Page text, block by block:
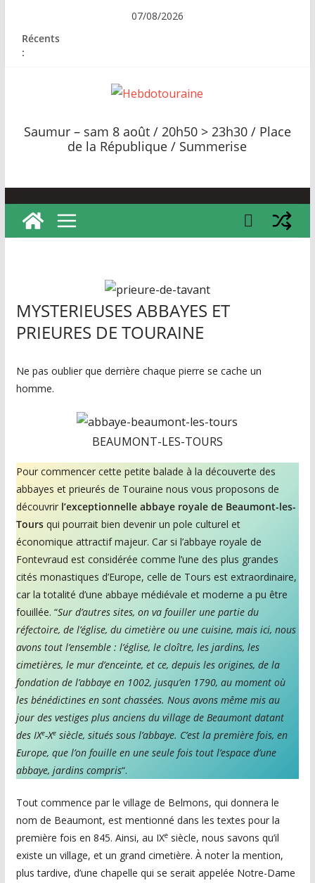
contenu
07/08/2026
Récents
:
e
b
o
t
u
a
i
n
e
s
i
d
é
s
s
o
r
t
i
e
s
h
a
q
u
e
m
a
i
Saumur – sam 8 août / 20h50 > 23h30 / Place
de la République / Summerise
MYSTERIEUSES ABBAYES ET
PRIEURES DE TOURAINE
Ne pas oublier que derrière chaque pierre se cache un
homme.
BEAUMONT-LES-TOURS
Pour commencer cette petite balade à la découverte des
abbayes et prieurés de Touraine nous vous proposons de
découvrir l’exceptionnelle abbaye royale de Beaumont-les-
Toursqui pourrait bien devenir un pole culturel et
économique attractif majeur. Car si l’abbaye royale de
Fontevraud est considérée comme l’une des plus grandes
cités monastiques d’Europe, celle de Tours est extraordinaire,
car la totalité d’une abbaye médiévale et moderne a pu être
fouillée. “Sur d’autres sites, on va fouiller une partie du
réfectoire, de l’église, du cimetière ou une cuisine, mais ici, nous
avons tout l’ensemble : l’église, le cloître, les jardins, les
cimetières, le mur d’enceinte, et ce, depuis les origines, de la
fondation de l’abbaye en 1002, jusqu’en 1790, au moment où
les bénédictines en sont chassées. Nous avons même mis au
jour des vestiges plus anciens du village de Beaumont datant
des IXe-Xesiècle, situés sous l’abbaye. C’est la première fois, en
Europe, que l’on fouille en une seule fois tout l’espace d’une
abbaye, jardins compris“.
Tout commence par le village de Belmons, qui donnera le
nom de Beaumont, est mentionné dans les textes pour la
première fois en 845. Ainsi, au IXesiècle, nous savons qu’il
existe un village, et un grand cimetière. À noter la mention,
plus tardive, d’une chapelle qui se serait appelée Notre-Dame